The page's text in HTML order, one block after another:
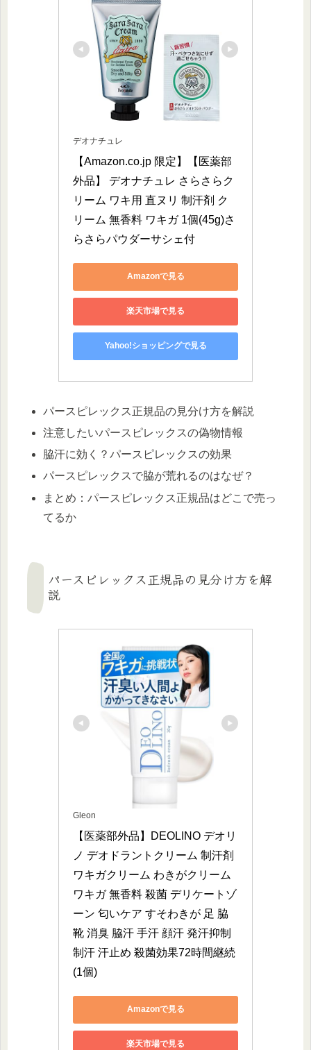
デオナチュレ
【Amazon.co.jp 限定】【医薬部
外品】 デオナチュレ さらさらク
リーム ワキ用 直ヌリ 制汗剤 ク
リーム 無香料 ワキガ 1個(45g)さ
らさらパウダーサシェ付
Amazonで見る
楽天市場で見る
Yahoo!ショッピングで見る
パースピレックス正規品の見分け方を解説
注意したいパースピレックスの偽物情報
脇汗に効く？パースピレックスの効果
パースピレックスで脇が荒れるのはなぜ？
まとめ：パースピレックス正規品はどこで売っ
てるか
パースピレックス正規品の見分け方を解
説
Gleon
【医薬部外品】DEOLINO デオリ
ノ デオドラントクリーム 制汗剤
ワキガクリーム わきがクリーム
ワキガ 無香料 殺菌 デリケートゾ
ーン 匂いケア すそわきが 足 脇
靴 消臭 脇汗 手汗 顔汗 発汗抑制
制汗 汗止め 殺菌効果72時間継続
(1個)
Amazonで見る
楽天市場で見る